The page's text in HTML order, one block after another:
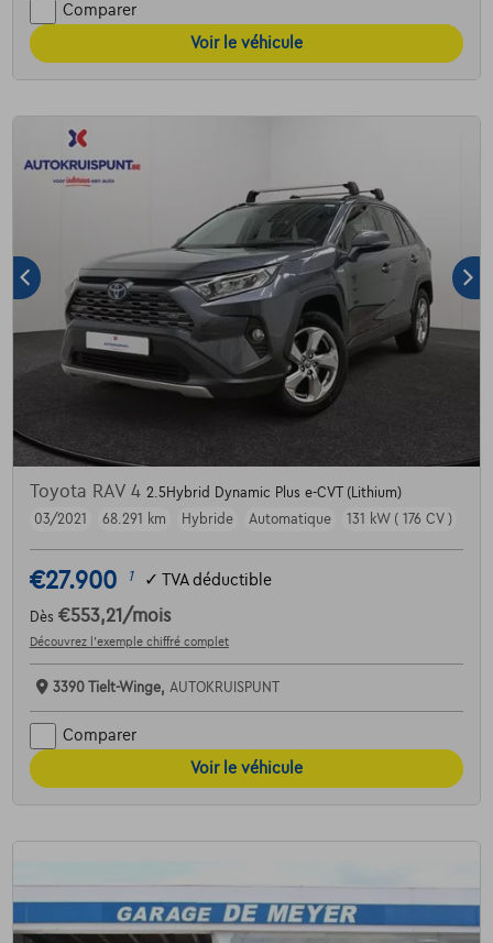
Comparer
Voir le véhicule
Toyota RAV 4 2.5Hybrid Dynamic Plus e-CVT (Lithium)
03/2021
68.291 km Hybride Automatique 131 kW ( 176 CV )
€27.900 1 ✓ TVA déductible
Dès €553,21 /mois
Découvrez l’exemple chiffré complet
3390 Tielt-Winge, AUTOKRUISPUNT
Comparer
Voir le véhicule